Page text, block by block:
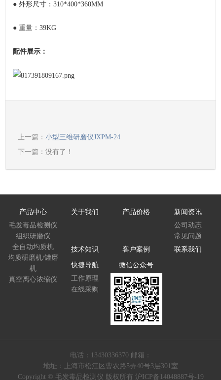
● 外形尺寸：310*400*360MM
● 重量：39KG
配件展示：
上一篇： 小型三维研磨仪JXPM-24
下一篇：没有了！
产品中心
毛发毒品检测仪
组织研磨仪
全自动均质机
均质研磨机/罐磨
机
真空离心浓缩仪
关于我们 产品价格
新闻资讯
公司动态
常见问题
技术知识
客户案例 联系我们
快捷导航
工作原理
在线采购
微信公众号
电话：13430336370 邮箱：
地址：上海市松江区曹农路5弄40号3层301室
Copyright © 毛发毒品检测仪 版权所有 沪ICP备14048887号-19